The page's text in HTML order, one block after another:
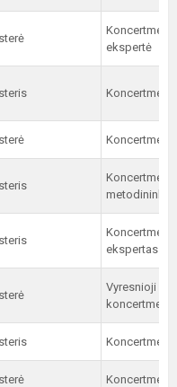
ekspertė
metodininkas
ekspertas
Vyresnioji